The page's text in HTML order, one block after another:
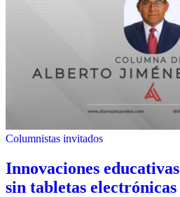
Columnistas invitados
Innovaciones educativas
sin tabletas electrónicas